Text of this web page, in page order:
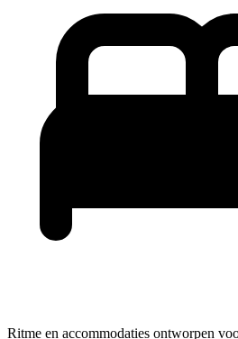
Ritme en accommodaties ontworpen